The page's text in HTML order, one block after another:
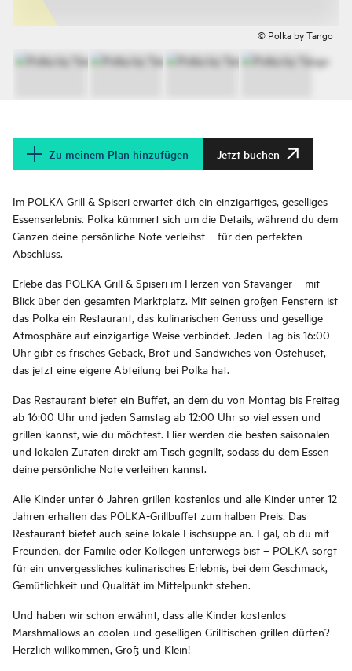
© Polka by Tango
Zu meinem Plan hinzufügen Jetzt buchen
Im POLKA Grill & Spiseri erwartet dich ein einzigartiges, geselliges
Essenserlebnis. Polka kümmert sich um die Details, während du dem
Ganzen deine persönliche Note verleihst – für den perfekten
Abschluss.
Erlebe das POLKA Grill & Spiseri im Herzen von Stavanger – mit
Blick über den gesamten Marktplatz. Mit seinen großen Fenstern ist
das Polka ein Restaurant, das kulinarischen Genuss und gesellige
Atmosphäre auf einzigartige Weise verbindet. Jeden Tag bis 16:00
Uhr gibt es frisches Gebäck, Brot und Sandwiches von Ostehuset,
das jetzt eine eigene Abteilung bei Polka hat.
Das Restaurant bietet ein Buffet, an dem du von Montag bis Freitag
ab 16:00 Uhr und jeden Samstag ab 12:00 Uhr so viel essen und
grillen kannst, wie du möchtest. Hier werden die besten saisonalen
und lokalen Zutaten direkt am Tisch gegrillt, sodass du dem Essen
deine persönliche Note verleihen kannst.
Alle Kinder unter 6 Jahren grillen kostenlos und alle Kinder unter 12
Jahren erhalten das POLKA-Grillbuffet zum halben Preis. Das
Restaurant bietet auch seine lokale Fischsuppe an. Egal, ob du mit
Freunden, der Familie oder Kollegen unterwegs bist – POLKA sorgt
für ein unvergessliches kulinarisches Erlebnis, bei dem Geschmack,
Gemütlichkeit und Qualität im Mittelpunkt stehen.
Und haben wir schon erwähnt, dass alle Kinder kostenlos
Marshmallows an coolen und geselligen Grilltischen grillen dürfen?
Herzlich willkommen, Groß und Klein!